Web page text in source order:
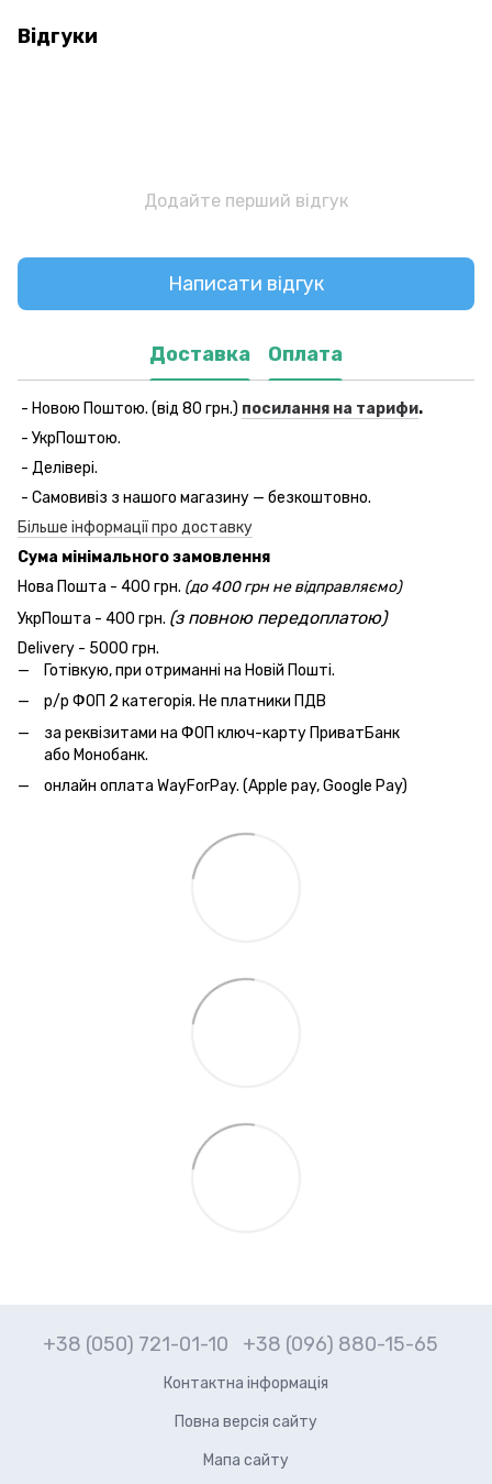
Відгуки
Додайте перший відгук
Написати відгук
Доставка Оплата
- Новою Поштою. (від 80 грн.) посилання на тарифи.
- УкрПоштою.
- Делівері.
- Самовивіз з нашого магазину — безкоштовно.
Більше інформації про доставку
Сума мінімального замовлення
Нова Пошта - 400 грн. (до 400 грн не відправляємо)
УкрПошта - 400 грн. (з повною передоплатою)
Delivery - 5000 грн.
Готівкую, при отриманні на Новій Пошті.
р/р ФОП 2 категорія. Не платники ПДВ
за реквізитами на ФОП ключ-карту ПриватБанк
або Монобанк.
онлайн оплата WayForPay. (Apple pay, Google Pay)
+38 (050) 721-01-10 +38 (096) 880-15-65
Контактна інформація
Повна версія сайту
Мапа сайту